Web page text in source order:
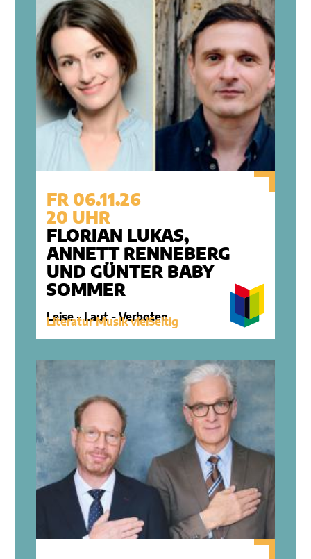
FR 06.11.26
20 UHR
FLORIAN LUKAS,
ANNETT RENNEBERG
UND GÜNTER BABY
SOMMER
Leise - Laut - Verboten
Literatur Musik vielSeitig